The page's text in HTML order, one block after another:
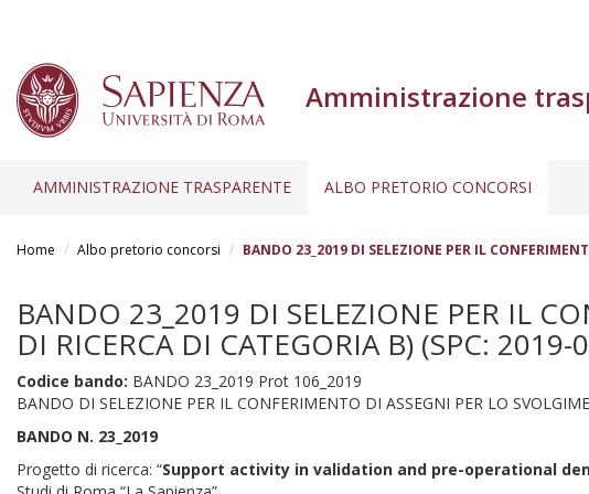
Amministrazione
AMMINISTRAZIONE TRASPARENTE ALBO PRETORIO CONCORSI
Home Albo pretorio concorsi BANDO 23_2019 DI SELEZIONE PER IL
BANDO 23_2019 DI SELEZIONE PER IL
DI RICERCA DI CATEGORIA B) (SPC:
Codice bando: BANDO 23_2019 Prot 106_2019
BANDO DI SELEZIONE PER IL CONFERIMENTO DI ASSEGNI PER LO
BANDO N. 23_2019
Progetto di ricerca: “Support activity in validation and pre-operational